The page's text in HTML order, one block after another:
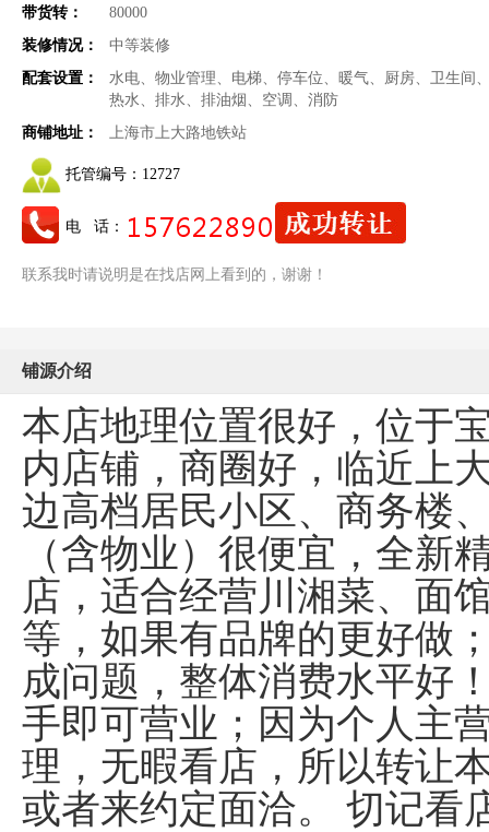
带货转：
80000
装修情况：
中等装修
配套设置：
水电、物业管理、电梯、停车位、暖气、厨房、卫生间
热水、排水、排油烟、空调、消防
商铺地址：
上海市上大路地铁站
托管编号： 12727
电 话：
联系我时请说明是在找店网上看到的，谢谢！
铺源介绍
本店地理位置很好，位于
内店铺，商圈好，临近上
边高档居民小区、商务楼
（含物业）很便宜，全新
店，适合经营川湘菜、面
等，如果有品牌的更好做
成问题，整体消费水平好
手即可营业；因为个人主
理，无暇看店，所以转让
或者来约定面洽。
切记看